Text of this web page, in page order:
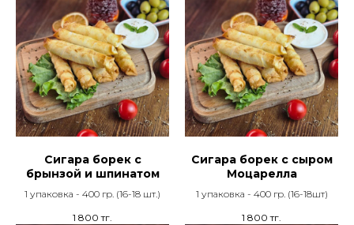
Сигара борек с
брынзой и шпинатом
1 упаковка - 400 гр. (16-18 шт.)
1 800 тг.
Сигара борек с сыром
Моцарелла
1 упаковка - 400 гр. (16-18шт)
1 800 тг.